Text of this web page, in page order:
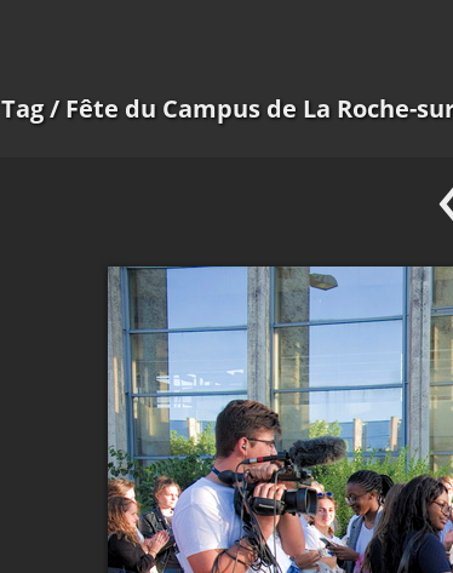
Tag/ Fête du Campus de La Roche-